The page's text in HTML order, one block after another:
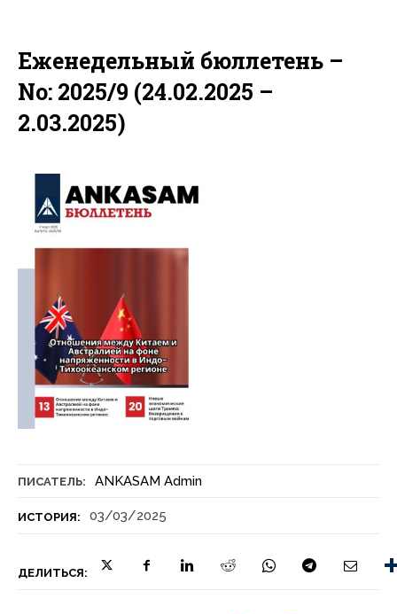
ПИСАТЕЛЬ: ANKASAM Admin
ИСТОРИЯ: 03/03/2025
ДЕЛИТЬСЯ:
Еженедельный бюллетень –
No: 2025/9 (24.02.2025 –
2.03.2025)